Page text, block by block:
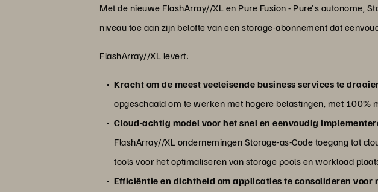
Met de nieuwe FlashArray//XL en Pure Fusion - Pure's autonome,
niveau toe aan zijn belofte van een storage-abonnement dat
FlashArray//XL levert:
Kracht om de meest veeleisende business services te
opgeschaald om te werken met hogere belastingen, met 100%
Cloud-achtig model voor het snel en eenvoudig
FlashArray//XL ondernemingen Storage-as-Code toegang tot
tools voor het optimaliseren van storage pools en workload
Efficiëntie en dichtheid om applicaties te consolideren